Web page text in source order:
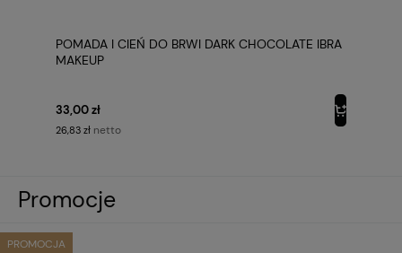
POMADA I CIEŃ DO BRWI DARK CHOCOLATE IBRA
MAKEUP
33,00 zł
26,83 zł netto
Promocje
PROMOCJA